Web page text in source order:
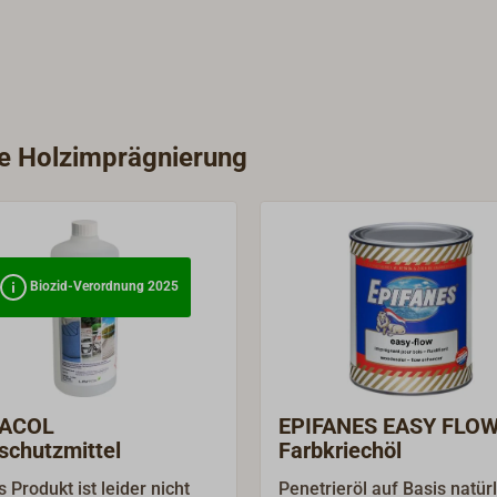
Holzimprägnierung
Biozid-Verordnung 2025
Produkt ist leider nicht
EPIFANES EASY
Farbkriechöl
Penetrieröl auf Basis